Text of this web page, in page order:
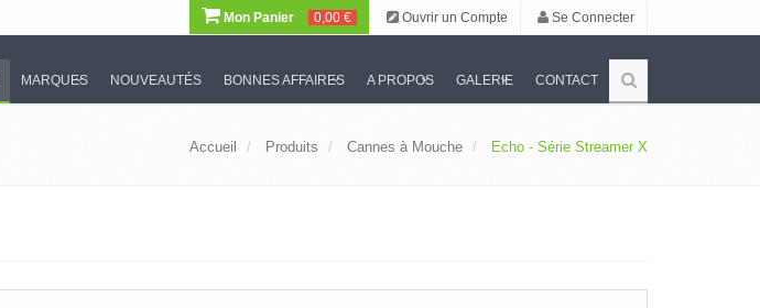
Mon Panier 0,00 € Ouvrir un Compte Se Connecter
MARQUES NOUVEAUTÉS BONNES AFFAIRES A PROPOS GALERIE CONTACT
Accueil Produits Cannes à Mouche Echo - Série Streamer X